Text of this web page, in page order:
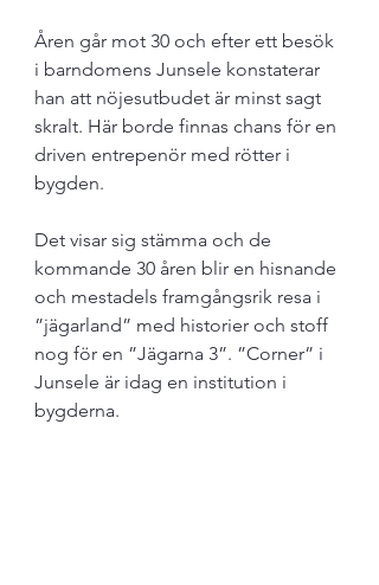
Åren går mot 30 och efter ett besök
i barndomens Junsele konstaterar
han att nöjesutbudet är minst sagt
skralt. Här borde finnas chans för en
driven entrepenör med rötter i
bygden.
Det visar sig stämma och de
kommande 30 åren blir en hisnande
och mestadels framgångsrik resa i
”jägarland” med historier och stoff
nog för en ”Jägarna 3”. ”Corner” i
Junsele är idag en institution i
bygderna.